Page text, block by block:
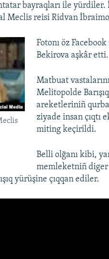
bayraqları ile
Meclis reisi Ridvan
Fotonı öz
Bekirova aşkâr etti.
Matbuat
Melitopolde
areketleriniñ
ziyade insan çıqtı
miting keçirildi.
Belli olğanı kibi,
memleketniñ diger
yürüşine çıqqan ediler.